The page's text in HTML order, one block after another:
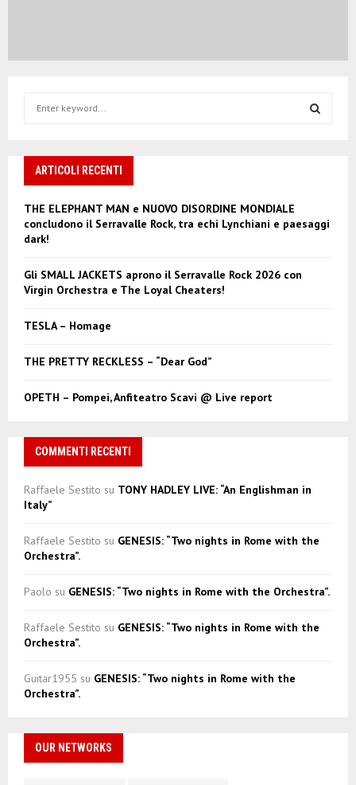
h
o
ARTICOLI RECENTI
THE ELEPHANT MAN e NUOVO DISORDINE MONDIALE
concludono il Serravalle Rock, tra echi Lynchiani e paesaggi
dark!
Gli SMALL JACKETS aprono il Serravalle Rock 2026 con
Virgin Orchestra e The Loyal Cheaters!
TESLA – Homage
THE PRETTY RECKLESS – “Dear God”
OPETH – Pompei, Anfiteatro Scavi @ Live report
COMMENTI RECENTI
Raffaele Sestito su TONY HADLEY LIVE: “An Englishman in
Italy”
Raffaele Sestito su GENESIS: “Two nights in Rome with the
Orchestra”.
Paolo su GENESIS: “Two nights in Rome with the Orchestra”.
Raffaele Sestito su GENESIS: “Two nights in Rome with the
Orchestra”.
Guitar1955 su GENESIS: “Two nights in Rome with the
Orchestra”.
OUR NETWORKS